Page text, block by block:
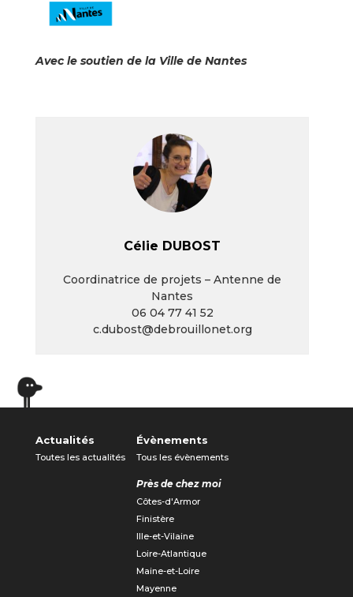
Avec le soutien de la Ville de Nantes
Célie DUBOST
Coordinatrice de projets – Antenne de
Nantes
06 04 77 41 52
c.dubost@debrouillonet.org
Actualités
Toutes les actualités
Évènements
Tous les évènements
Près de chez moi
Côtes-d'Armor
Finistère
Ille-et-Vilaine
Loire-Atlantique
Maine-et-Loire
Mayenne